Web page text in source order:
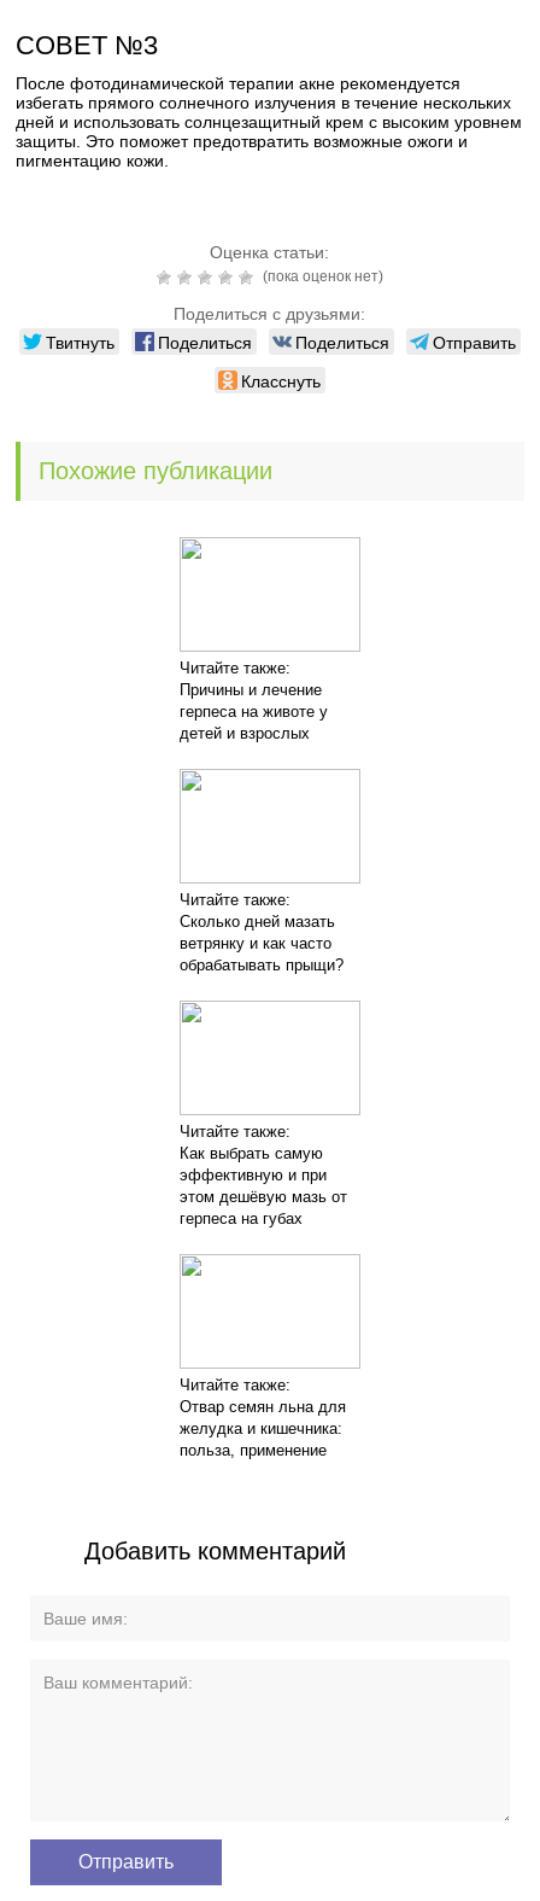
СОВЕТ №3
После фотодинамической терапии акне рекомендуется
избегать прямого солнечного излучения в течение нескольких
дней и использовать солнцезащитный крем с высоким уровнем
защиты. Это поможет предотвратить возможные ожоги и
пигментацию кожи.
Оценка статьи:
(пока оценок нет)
Поделиться с друзьями:
Твитнуть Поделиться Поделиться
Отправить
Класснуть
Похожие публикации
Читайте также:
Причины и лечение
герпеса на животе у
детей и взрослых
Читайте также:
Сколько дней мазать
ветрянку и как часто
обрабатывать прыщи?
Читайте также:
Как выбрать самую
эффективную и при
этом дешёвую мазь от
герпеса на губах
Читайте также:
Отвар семян льна для
желудка и кишечника:
польза, применение
Добавить комментарий